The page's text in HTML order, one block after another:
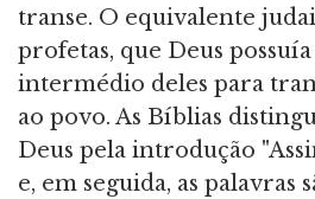
transe. O equivalente
profetas, que Deus
intermédio deles para
ao povo. As Bíblias
Deus pela introdução
e, em seguida, as palavras